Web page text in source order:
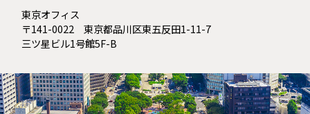
東京オフィス
〒141-0022 東京都品川区東五反田1-11-7
三ツ星ビル1号館5F-B